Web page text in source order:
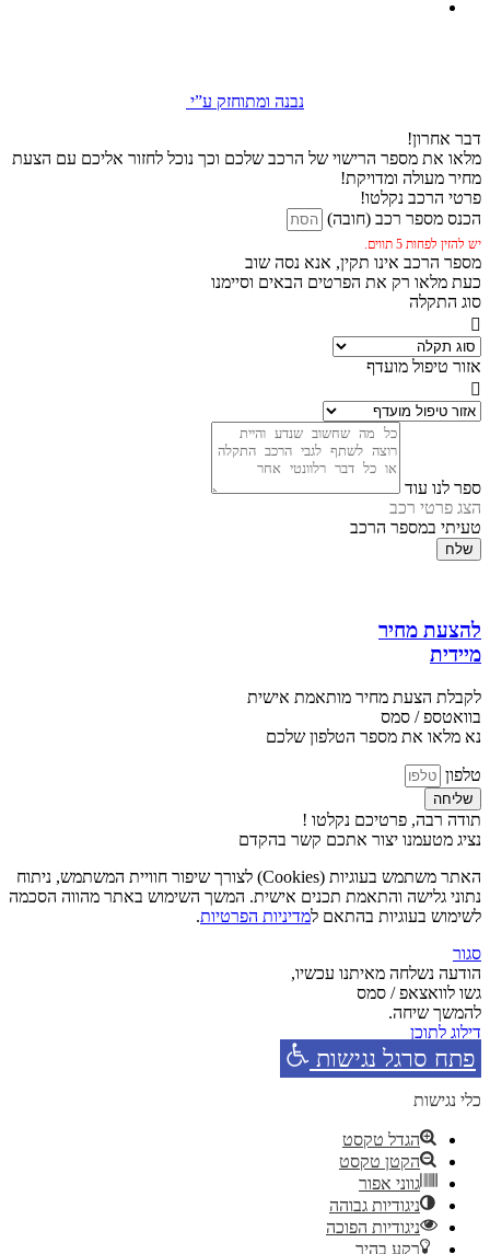
נבנה ומתוחזק ע”י
דבר אחרון!
מלאו את מספר הרישוי של הרכב שלכם וכך נוכל לחזור אליכם עם הצעת
מחיר מעולה ומדויקת!
פרטי הרכב נקלטו!
הכנס מספר רכב (חובה)
יש להזין לפחות 5 תווים.
מספר הרכב אינו תקין, אנא נסה שוב
כעת מלאו רק את הפרטים הבאים וסיימנו
סוג התקלה
אזור טיפול מועדף
ספר לנו עוד
הצג פרטי רכב
טעיתי במספר הרכב
שלח
להצעת מחיר
מיידית
לקבלת הצעת מחיר מותאמת אישית
בוואטספ / סמס
נא מלאו את מספר הטלפון שלכם
טלפון
שליחה
תודה רבה, פרטיכם נקלטו !
נציג מטעמנו יצור אתכם קשר בהקדם
האתר משתמש בעוגיות (Cookies) לצורך שיפור חוויית המשתמש, ניתוח
נתוני גלישה והתאמת תכנים אישית. המשך השימוש באתר מהווה הסכמה
לשימוש בעוגיות בהתאם למדיניות הפרטיות.
סגור
הודעה נשלחה מאיתנו עכשיו,
גשו לוואצאפ / סמס
להמשך שיחה.
דילוג לתוכן
פתח סרגל נגישות
כלי נגישות
הגדל טקסט
הקטן טקסט
גווני אפור
ניגודיות גבוהה
ניגודיות הפוכה
רקע בהיר